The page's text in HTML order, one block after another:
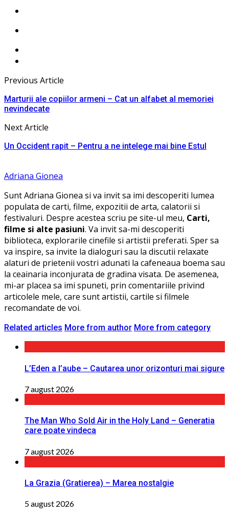
Previous Article
Marturii ale copiilor armeni – Cat un alfabet al memoriei
nevindecate
Next Article
Un Occident rapit – Pentru a ne intelege mai bine Estul
Adriana Gionea
Sunt Adriana Gionea si va invit sa imi descoperiti lumea
populata de carti, filme, expozitii de arta, calatorii si
festivaluri. Despre acestea scriu pe site-ul meu, Carti,
filme si alte pasiuni. Va invit sa-mi descoperiti
biblioteca, explorarile cinefile si artistii preferati. Sper sa
va inspire, sa invite la dialoguri sau la discutii relaxate
alaturi de prietenii vostri adunati la cafeneaua boema sau
la ceainaria inconjurata de gradina visata. De asemenea,
mi-ar placea sa imi spuneti, prin comentariile privind
articolele mele, care sunt artistii, cartile si filmele
recomandate de voi.
Related articles More from author More from category
L’Eden a I’aube – Cautarea unor orizonturi mai sigure
7 august 2026
The Man Who Sold Air in the Holy Land – Generatia
care poate vindeca
7 august 2026
La Grazia (Gratierea) – Marea nostalgie
5 august 2026